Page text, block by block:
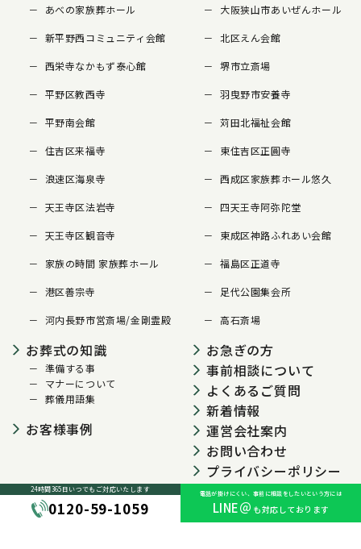
24時間365日いつでも ご対応いたします
0120-59-1059
電話が掛けにくい、事前に相談をしたいという方には
LINE＠ も対応しております
あべの家族葬ホール 大阪狭山市あいぜんホール
新平野西コミュニティ会館 北区えん会館
西栄寺なかもず泰心館 堺市立斎場
平野区教西寺 羽曳野市安養寺
平野南会館 苅田北福祉会館
住吉区来福寺 東住吉区正圓寺
浪速区海泉寺 西成区家族葬ホール悠久
天王寺区法岩寺 四天王寺阿弥陀堂
天王寺区観音寺 東成区神路ふれあい会館
家族の時間 家族葬ホール 福島区正道寺
港区善宗寺 足代公園集会所
河内長野市営斎場/金剛霊殿 高石斎場
お葬式の知識
準備する事
マナーについて
葬儀用語集
お客様事例
お急ぎの方
事前相談について
よくあるご質問
新着情報
運営会社案内
お問い合わせ
プライバシーポリシー
© 2024 大阪葬儀センター